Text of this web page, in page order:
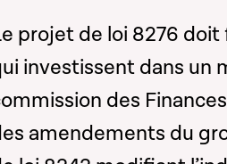
projet de loi 8276
investissent dans un
des
amendements du